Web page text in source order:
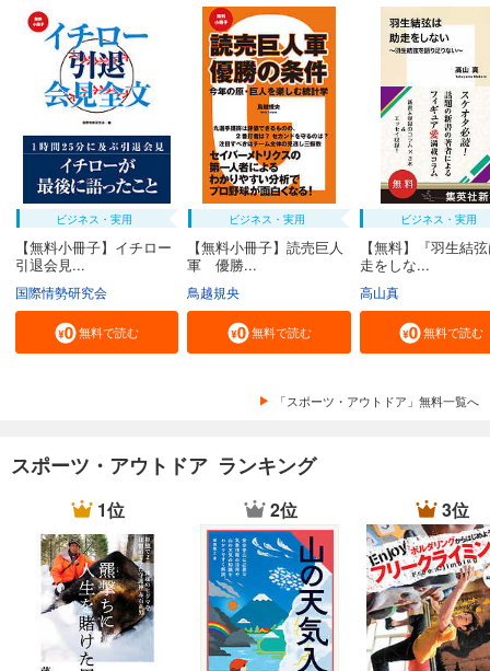
ビジネス・実用
【無料小冊子】イチロー
引退会見...
国際情勢研究会
無料で読む
ビジネス・実用
【無料小冊子】読売巨人
軍 優勝...
鳥越規央
無料で読む
ビジネス・実用
【無料】『羽生結
走をしな...
高山真
無料で読む
「スポーツ・アウトドア」無料一覧へ
スポーツ・アウトドア ランキング
1位 2位 3位